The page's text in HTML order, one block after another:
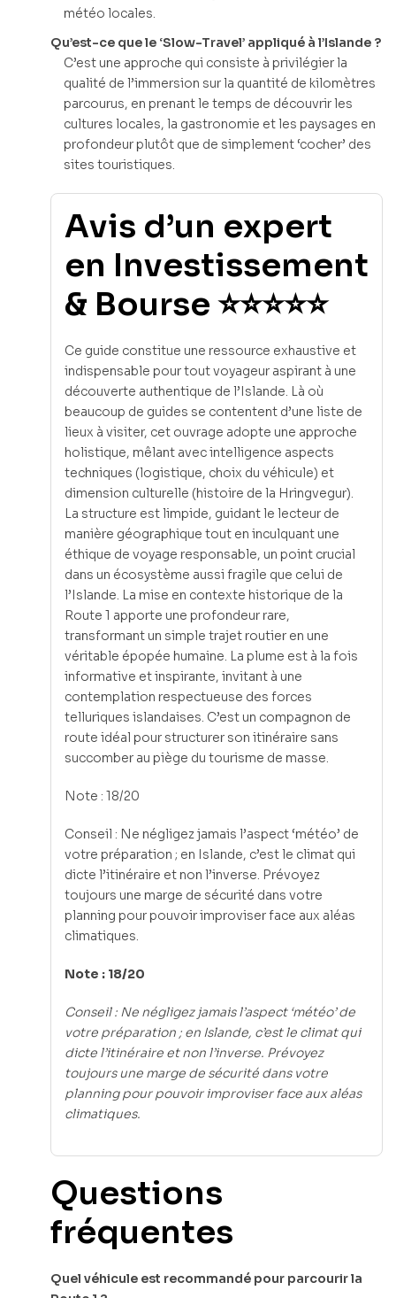
météo locales.
Qu’est-ce que le ‘Slow-Travel’ appliqué à l’Islande ?
C’est une approche qui consiste à privilégier la
qualité de l’immersion sur la quantité de kilomètres
parcourus, en prenant le temps de découvrir les
cultures locales, la gastronomie et les paysages en
profondeur plutôt que de simplement ‘cocher’ des
sites touristiques.
Avis d’un expert
en Investissement
& Bourse ⭐⭐⭐⭐⭐
Ce guide constitue une ressource exhaustive et
indispensable pour tout voyageur aspirant à une
découverte authentique de l’Islande. Là où
beaucoup de guides se contentent d’une liste de
lieux à visiter, cet ouvrage adopte une approche
holistique, mêlant avec intelligence aspects
techniques (logistique, choix du véhicule) et
dimension culturelle (histoire de la Hringvegur).
La structure est limpide, guidant le lecteur de
manière géographique tout en inculquant une
éthique de voyage responsable, un point crucial
dans un écosystème aussi fragile que celui de
l’Islande. La mise en contexte historique de la
Route 1 apporte une profondeur rare,
transformant un simple trajet routier en une
véritable épopée humaine. La plume est à la fois
informative et inspirante, invitant à une
contemplation respectueuse des forces
telluriques islandaises. C’est un compagnon de
route idéal pour structurer son itinéraire sans
succomber au piège du tourisme de masse.
Note : 18/20
Conseil : Ne négligez jamais l’aspect ‘météo’ de
votre préparation ; en Islande, c’est le climat qui
dicte l’itinéraire et non l’inverse. Prévoyez
toujours une marge de sécurité dans votre
planning pour pouvoir improviser face aux aléas
climatiques.
Note : 18/20
Conseil : Ne négligez jamais l’aspect ‘météo’ de
votre préparation ; en Islande, c’est le climat qui
dicte l’itinéraire et non l’inverse. Prévoyez
toujours une marge de sécurité dans votre
planning pour pouvoir improviser face aux aléas
climatiques.
Questions
fréquentes
Quel véhicule est recommandé pour parcourir la